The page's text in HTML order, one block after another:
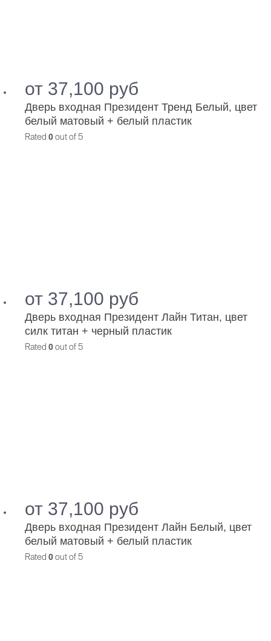
от 37,100 руб
Дверь входная Президент Тренд Белый, цвет
белый матовый + белый пластик
Rated 0out of 5
от 37,100 руб
Дверь входная Президент Лайн Титан, цвет
силк титан + черный пластик
Rated 0out of 5
от 37,100 руб
Дверь входная Президент Лайн Белый, цвет
белый матовый + белый пластик
Rated 0out of 5